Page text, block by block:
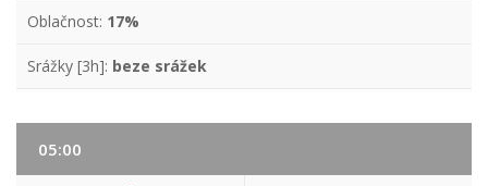
Oblačnost: 17%
Srážky [3h]: beze srážek
05:00